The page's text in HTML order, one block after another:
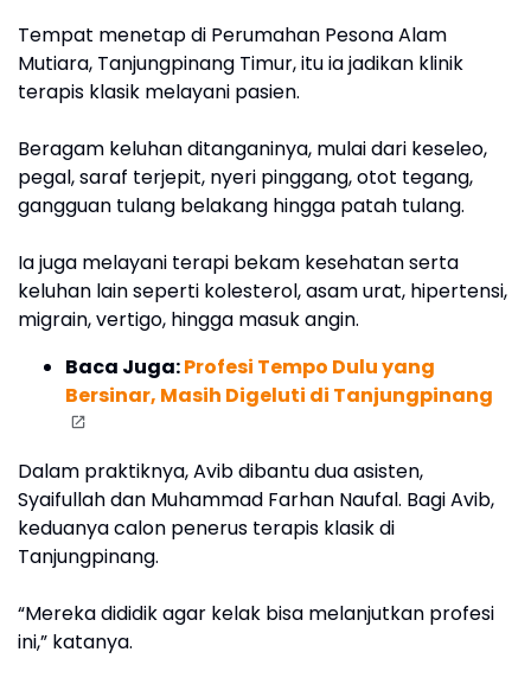
Tempat menetap di Perumahan Pesona Alam
Mutiara, Tanjungpinang Timur, itu ia jadikan klinik
terapis klasik melayani pasien.
Beragam keluhan ditanganinya, mulai dari keseleo,
pegal, saraf terjepit, nyeri pinggang, otot tegang,
gangguan tulang belakang hingga patah tulang.
Ia juga melayani terapi bekam kesehatan serta
keluhan lain seperti kolesterol, asam urat, hipertensi,
migrain, vertigo, hingga masuk angin.
Baca Juga:Profesi Tempo Dulu yang
Bersinar, Masih Digeluti di Tanjungpinang
Dalam praktiknya, Avib dibantu dua asisten,
Syaifullah dan Muhammad Farhan Naufal. Bagi Avib,
keduanya calon penerus terapis klasik di
Tanjungpinang.
“Mereka dididik agar kelak bisa melanjutkan profesi
ini,” katanya.